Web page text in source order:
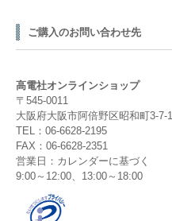
ご購入のお問い合わせ先
高電社オンラインショップ
〒545-0011
大阪府大阪市阿倍野区昭和町3-7-1
TEL：06-6628-2195
FAX：06-6628-2351
営業日：カレンダーに基づく
9:00～12:00、13:00～18:00